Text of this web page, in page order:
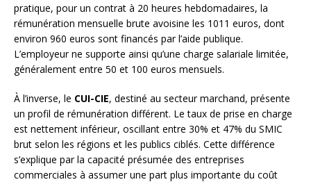
pratique, pour un contrat à 20 heures hebdomadaires, la
rémunération mensuelle brute avoisine les 1011 euros, dont
environ 960 euros sont financés par l’aide publique.
L’employeur ne supporte ainsi qu’une charge salariale limitée,
généralement entre 50 et 100 euros mensuels.
À l’inverse, le CUI-CIE, destiné au secteur marchand, présente
un profil de rémunération différent. Le taux de prise en charge
est nettement inférieur, oscillant entre 30% et 47% du SMIC
brut selon les régions et les publics ciblés. Cette différence
s’explique par la capacité présumée des entreprises
commerciales à assumer une part plus importante du coût